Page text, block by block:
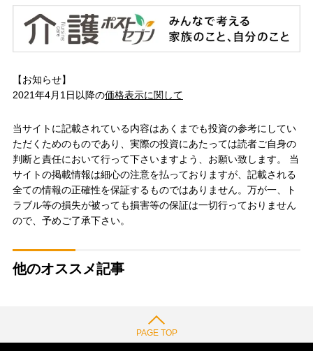
【お知らせ】
2021年4月1日以降の価格表示に関して
当サイトに記載されている内容はあくまでも投資の参考にしてい
ただくためのものであり、実際の投資にあたっては読者ご自身の
判断と責任において行って下さいますよう、お願い致します。 当
サイトの掲載情報は細心の注意を払っておりますが、記載される
全ての情報の正確性を保証するものではありません。万が一、ト
ラブル等の損失が被っても損害等の保証は一切行っておりません
ので、予めご了承下さい。
他のオススメ記事
PAGE TOP